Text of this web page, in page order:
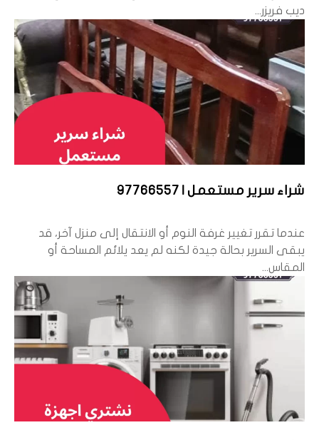
ديب فريزر...
شراء سرير مستعمل | 97766557
عندما تقرر تغيير غرفة النوم أو الانتقال إلى منزل آخر، قد
يبقى السرير بحالة جيدة لكنه لم يعد يلائم المساحة أو
المقاس...